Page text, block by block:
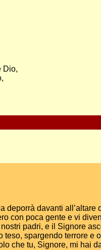
Dio,
deporrà davanti
con poca gente e vi
padri, e il Signore
teso, spargendo terrore
che tu, Signore, mi hai